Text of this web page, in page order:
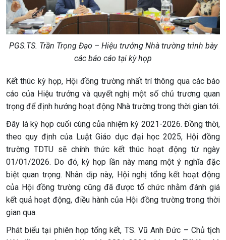
PGS.TS. Trần Trọng Đạo – Hiệu trưởng Nhà trường trình bày
các báo cáo tại kỳ họp
Kết thúc kỳ họp, Hội đồng trường nhất trí thông qua các báo
cáo của Hiệu trưởng và quyết nghị một số chủ trương quan
trọng để định hướng hoạt động Nhà trường trong thời gian tới.
Đây là kỳ họp cuối cùng của nhiệm kỳ 2021-2026. Đồng thời,
theo quy định của Luật Giáo dục đại học 2025, Hội đồng
trường TDTU sẽ chính thức kết thúc hoạt động từ ngày
01/01/2026. Do đó, kỳ họp lần này mang một ý nghĩa đặc
biệt quan trọng. Nhân dịp này, Hội nghị tổng kết hoạt động
của Hội đồng trường cũng đã được tổ chức nhằm đánh giá
kết quả hoạt động, điều hành của Hội đồng trường trong thời
gian qua.
Phát biểu tại phiên họp tổng kết, TS. Vũ Anh Đức – Chủ tịch